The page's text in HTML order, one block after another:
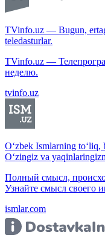
TVinfo.uz — Bugun,
teledasturlar.
TVinfo.uz —
неделю.
tvinfo.uz
O‘zbek Ismlarning
O‘zingiz va
Полный смысл,
Узнайте смысл своего
ismlar.com